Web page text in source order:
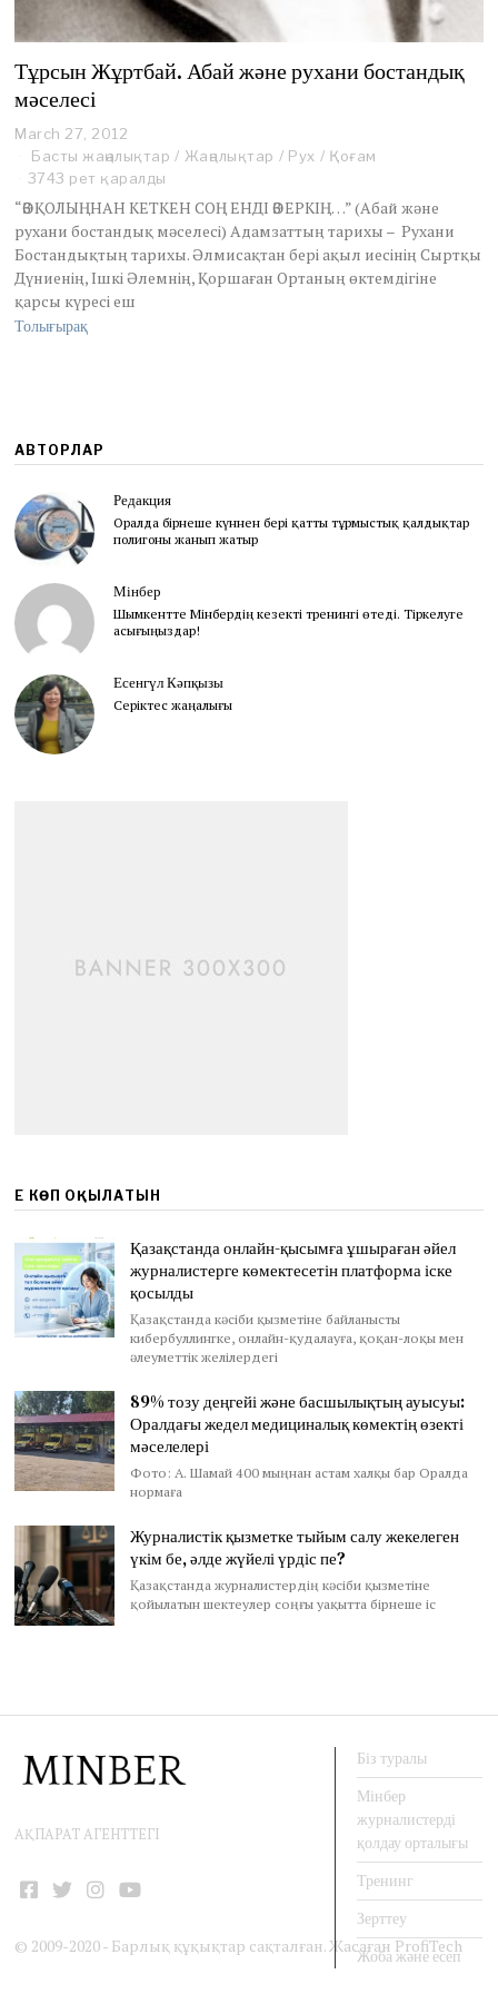
Тұрсын Жұртбай. Абай және рухани бостандық
мәселесі
March 27, 2012
a
r
h
2
6
,
Басты жаңалықтар / Жаңалықтар / Рух / Қоғам
3743 рет қаралды
“ӨЗ ҚОЛЫҢНАН КЕТКЕН СОҢ ЕНДІ ӨЗ ЕРКІҢ…” (Абай және
рухани бостандық мәселесі) Адамзаттың тарихы – Рухани
Бостандықтың тарихы. Әлмисақтан бері ақыл иесінің Сыртқы
Дүниенің, Ішкі Әлемнің, Қоршаған Ортаның өктемдігіне
қарсы күресі еш
Толығырақ
АВТОРЛАР
Редакция
Оралда бірнеше күннен бері қатты тұрмыстық қалдықтар
полигоны жанып жатыр
Мінбер
Шымкентте Мінбердің кезекті тренингі өтеді. Тіркелуге
асығыңыздар!
Есенгүл Кәпқызы
Серіктес жаңалығы
ЕҢ КӨП ОҚЫЛАТЫН
Қазақстанда онлайн-қысымға ұшыраған әйел
журналистерге көмектесетін платформа іске
қосылды
Қазақстанда кәсіби қызметіне байланысты
кибербуллингке, онлайн-қудалауға, қоқан-лоқы мен
әлеуметтік желілердегі
89% тозу деңгейі және басшылықтың ауысуы:
Оралдағы жедел медициналық көмектің өзекті
мәселелері
Фото: А. Шамай 400 мыңнан астам халқы бар Оралда
нормаға
Журналистік қызметке тыйым салу жекелеген
үкім бе, әлде жүйелі үрдіс пе?
Қазақстанда журналистердің кәсіби қызметіне
қойылатын шектеулер соңғы уақытта бірнеше іс
АҚПАРАТ АГЕНТТЕГІ
© 2009-2020 - Барлық құқықтар сақталған. ЖасағанProfiTech
Біз туралы
Мінбер
журналистерді
қолдау орталығы
Тренинг
Зерттеу
Жоба және есеп